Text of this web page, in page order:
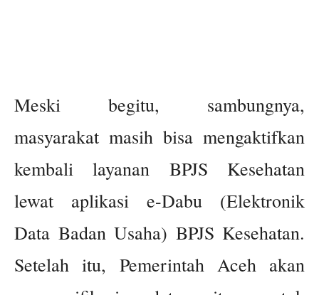
Meski begitu, sambungnya,
masyarakat masih bisa mengaktifkan
kembali layanan BPJS Kesehatan
lewat aplikasi e-Dabu (Elektronik
Data Badan Usaha) BPJS Kesehatan.
Setelah itu, Pemerintah Aceh akan